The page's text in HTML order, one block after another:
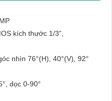
kích thước 1/3”,
nhìn 76°(H), 40°(V), 92°
dọc 0-90°